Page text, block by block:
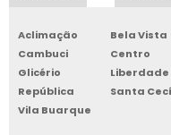
Aclimação Bela Vista
Cambuci
Centro
Glicério
Liberdade
República
Santa
Vila Buarque